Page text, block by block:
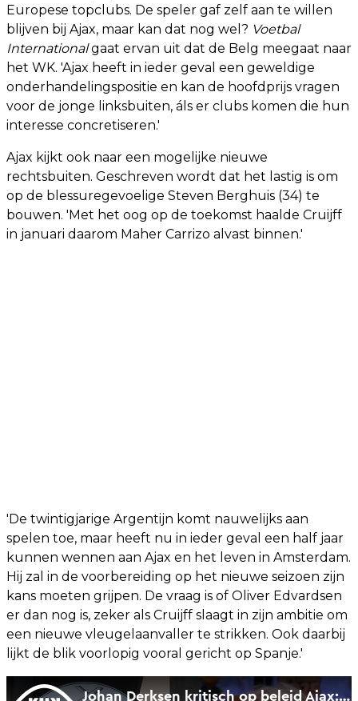
Europese topclubs. De speler gaf zelf aan te willen
blijven bij Ajax, maar kan dat nog wel? Voetbal
Internationalgaat ervan uit dat de Belg meegaat naar
het WK. 'Ajax heeft in ieder geval een geweldige
onderhandelingspositie en kan de hoofdprijs vragen
voor de jonge linksbuiten, áls er clubs komen die hun
interesse concretiseren.'
Ajax kijkt ook naar een mogelijke nieuwe
rechtsbuiten. Geschreven wordt dat het lastig is om
op de blessuregevoelige Steven Berghuis (34) te
bouwen. 'Met het oog op de toekomst haalde Cruijff
in januari daarom Maher Carrizo alvast binnen.'
'De twintigjarige Argentijn komt nauwelijks aan
spelen toe, maar heeft nu in ieder geval een half jaar
kunnen wennen aan Ajax en het leven in Amsterdam.
Hij zal in de voorbereiding op het nieuwe seizoen zijn
kans moeten grijpen. De vraag is of Oliver Edvardsen
er dan nog is, zeker als Cruijff slaagt in zijn ambitie om
een nieuwe vleugelaanvaller te strikken. Ook daarbij
lijkt de blik voorlopig vooral gericht op Spanje.'